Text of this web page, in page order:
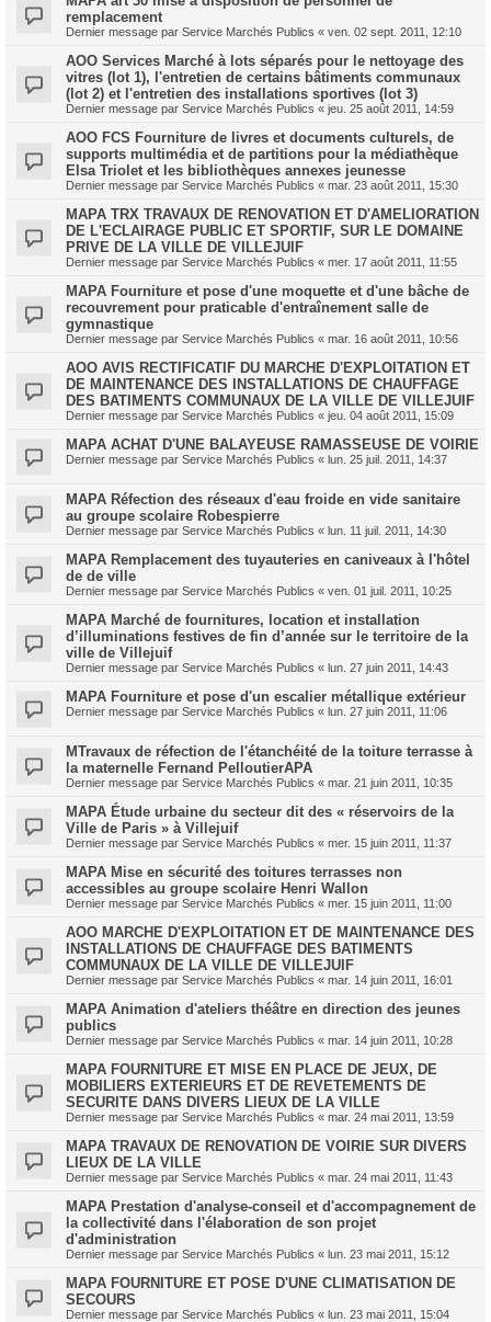
remplacement
Dernier message par Service Marchés Publics « ven. 02 sept. 2011, 12:10
AOO Services Marché à lots séparés pour le nettoyage des
vitres (lot 1), l'entretien de certains bâtiments communaux
(lot 2) et l'entretien des installations sportives (lot 3)
Dernier message par Service Marchés Publics « jeu. 25 août 2011, 14:59
AOO FCS Fourniture de livres et documents culturels, de
supports multimédia et de partitions pour la médiathèque
Elsa Triolet et les bibliothèques annexes jeunesse
Dernier message par Service Marchés Publics « mar. 23 août 2011, 15:30
MAPA TRX TRAVAUX DE RENOVATION ET D'AMELIORATION
DE L'ECLAIRAGE PUBLIC ET SPORTIF, SUR LE DOMAINE
PRIVE DE LA VILLE DE VILLEJUIF
Dernier message par Service Marchés Publics « mer. 17 août 2011, 11:55
MAPA Fourniture et pose d'une moquette et d'une bâche de
recouvrement pour praticable d'entraînement salle de
gymnastique
Dernier message par Service Marchés Publics « mar. 16 août 2011, 10:56
AOO AVIS RECTIFICATIF DU MARCHE D'EXPLOITATION ET
DE MAINTENANCE DES INSTALLATIONS DE CHAUFFAGE
DES BATIMENTS COMMUNAUX DE LA VILLE DE VILLEJUIF
Dernier message par Service Marchés Publics « jeu. 04 août 2011, 15:09
MAPA ACHAT D'UNE BALAYEUSE RAMASSEUSE DE VOIRIE
Dernier message par Service Marchés Publics « lun. 25 juil. 2011, 14:37
MAPA Réfection des réseaux d'eau froide en vide sanitaire
au groupe scolaire Robespierre
Dernier message par Service Marchés Publics « lun. 11 juil. 2011, 14:30
MAPA Remplacement des tuyauteries en caniveaux à l'hôtel
de de ville
Dernier message par Service Marchés Publics « ven. 01 juil. 2011, 10:25
MAPA Marché de fournitures, location et installation
d’illuminations festives de fin d’année sur le territoire de la
ville de Villejuif
Dernier message par Service Marchés Publics « lun. 27 juin 2011, 14:43
MAPA Fourniture et pose d'un escalier métallique extérieur
Dernier message par Service Marchés Publics « lun. 27 juin 2011, 11:06
MTravaux de réfection de l'étanchéité de la toiture terrasse à
la maternelle Fernand PelloutierAPA
Dernier message par Service Marchés Publics « mar. 21 juin 2011, 10:35
MAPA Étude urbaine du secteur dit des « réservoirs de la
Ville de Paris » à Villejuif
Dernier message par Service Marchés Publics « mer. 15 juin 2011, 11:37
MAPA Mise en sécurité des toitures terrasses non
accessibles au groupe scolaire Henri Wallon
Dernier message par Service Marchés Publics « mer. 15 juin 2011, 11:00
AOO MARCHE D'EXPLOITATION ET DE MAINTENANCE DES
INSTALLATIONS DE CHAUFFAGE DES BATIMENTS
COMMUNAUX DE LA VILLE DE VILLEJUIF
Dernier message par Service Marchés Publics « mar. 14 juin 2011, 16:01
MAPA Animation d'ateliers théâtre en direction des jeunes
publics
Dernier message par Service Marchés Publics « mar. 14 juin 2011, 10:28
MAPA FOURNITURE ET MISE EN PLACE DE JEUX, DE
MOBILIERS EXTERIEURS ET DE REVETEMENTS DE
SECURITE DANS DIVERS LIEUX DE LA VILLE
Dernier message par Service Marchés Publics « mar. 24 mai 2011, 13:59
MAPA TRAVAUX DE RENOVATION DE VOIRIE SUR DIVERS
LIEUX DE LA VILLE
Dernier message par Service Marchés Publics « mar. 24 mai 2011, 11:43
MAPA Prestation d'analyse-conseil et d'accompagnement de
la collectivité dans l'élaboration de son projet
d'administration
Dernier message par Service Marchés Publics « lun. 23 mai 2011, 15:12
MAPA FOURNITURE ET POSE D'UNE CLIMATISATION DE
SECOURS
Dernier message par Service Marchés Publics « lun. 23 mai 2011, 15:04